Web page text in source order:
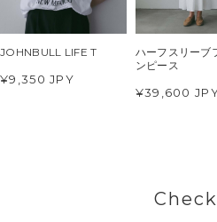
JOHNBULL LIFE T
¥9,350 JPY
ハーフスリーブ
ンピース
¥39,600